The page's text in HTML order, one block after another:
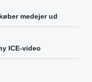
medejer ud
ICE-video